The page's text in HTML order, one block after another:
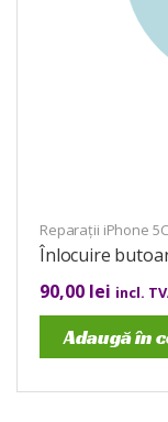
Reparații iPhone 5C
Înlocuire
90,00 lei incl.
Adaugă în